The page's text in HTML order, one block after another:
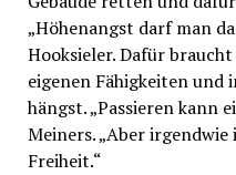
„Höhenangst darf man
Hooksieler. Dafür
eigenen Fähigkeiten und
hängst. „Passieren kann
Meiners. „Aber
Freiheit.“